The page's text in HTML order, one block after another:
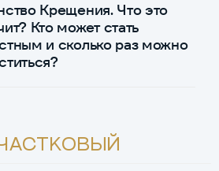
Крещения. Что это
Кто может стать
и сколько раз можно